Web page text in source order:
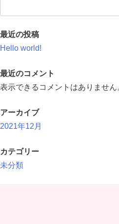
最近の投稿
Hello world!
最近のコメント
表示できるコメントはありません
アーカイブ
2021年12月
カテゴリー
未分類